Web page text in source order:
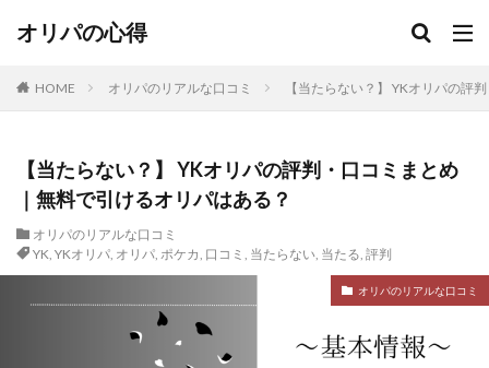
オリパの心得
HOME オリパのリアルな口コミ 【当たらない？】 YKオリパの評
【当たらない？】 YKオリパの評判・口コミまとめ
｜無料で引けるオリパはある？
オリパのリアルな口コミ
YK, YKオリパ, オリパ, ポケカ, 口コミ , 当たらない, 当たる, 評判
オリパのリアルな口コミ